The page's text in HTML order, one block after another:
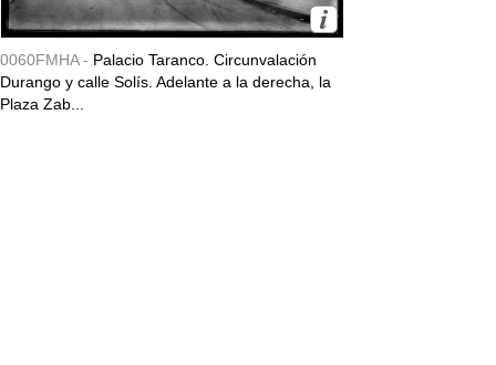
0060FMHA - Palacio Taranco. Circunvalación
Durango y calle Solís. Adelante a la derecha, la
Plaza Zab...